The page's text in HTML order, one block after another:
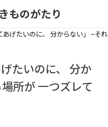
ものがたり
あげたいのに、 分からない」 –そ
たいのに、 分か
所が 一つズレて